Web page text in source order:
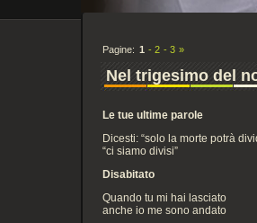
Pagine: 1 2 3 »
Nel trigesimo del
Le tue ultime parole
Dicesti: “solo la morte potrà
“ci siamo divisi”
Disabitato
Quando tu mi hai lasciato
anche io me sono andato